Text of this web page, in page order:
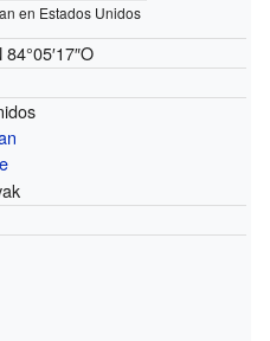
en Estados Unidos
84°05′17″O